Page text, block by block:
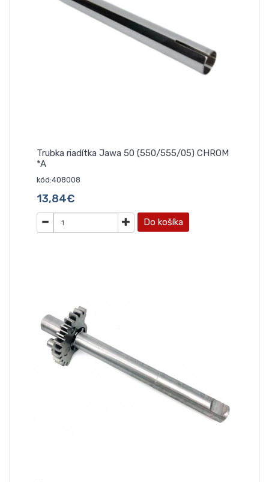
Trubka riadítka Jawa 50 (550/555/05) CHROM
*A
kód:408008
13,84€
Do košíka